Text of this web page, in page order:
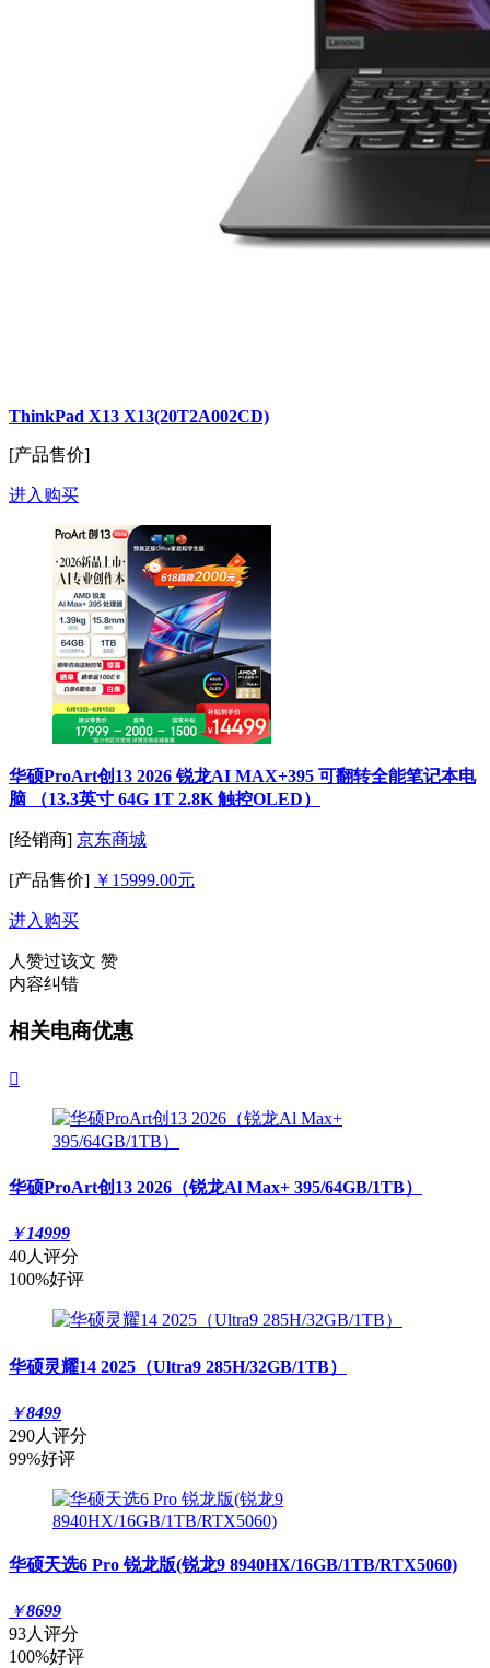
ThinkPad X13 X13(20T2A002CD)
[产品售价]
进入购买
华硕ProArt创13 2026 锐龙AI MAX+395 可翻转全能笔记本电
脑 （13.3英寸 64G 1T 2.8K 触控OLED）
[经销商] 京东商城
[产品售价] ￥15999.00元
进入购买
人赞过该文 赞
内容纠错
相关电商优惠

华硕ProArt创13 2026（锐龙Al Max+ 395/64GB/1TB）
￥14999
40人评分
100%好评
华硕灵耀14 2025（Ultra9 285H/32GB/1TB）
￥8499
290人评分
99%好评
华硕天选6 Pro 锐龙版(锐龙9 8940HX/16GB/1TB/RTX5060)
￥8699
93人评分
100%好评